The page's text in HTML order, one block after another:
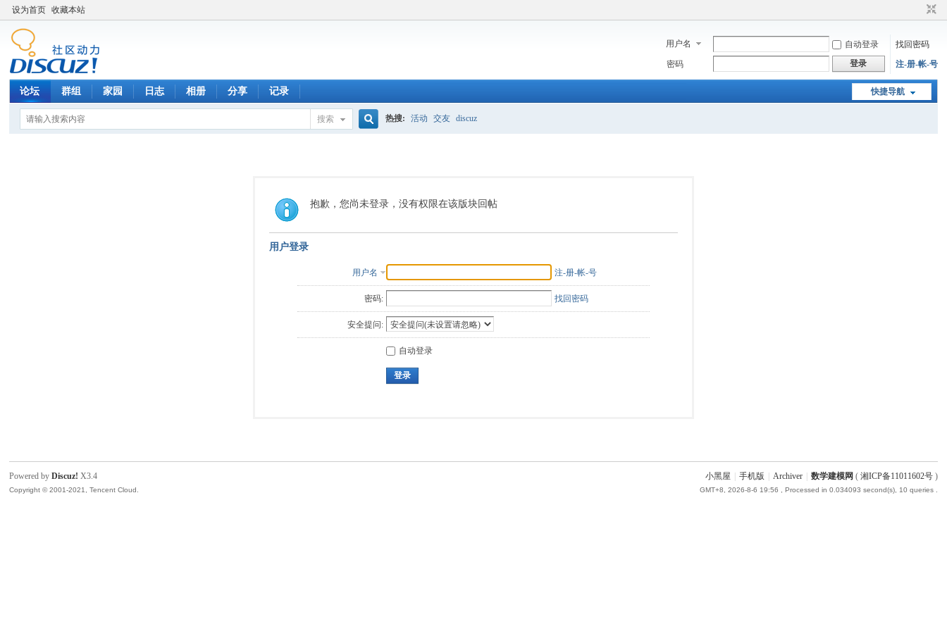
设为首页 收藏本站
用户名 自动登录
找回密码
密码
登录 注-册-帐-号
快捷导航
论坛 群组 家园 日志 相册 分享 记录
搜索
索
热搜: 活动 交友 discuz
抱歉，您尚未登录，没有权限在该版块回帖
用户登录
用户名 注-册-帐-号
密码: 找回密码
安全提问:
自动登录
登录
小黑屋 手机版 Archiver 数学建模网 ( 湘ICP备11011602号)
GMT+8, 2026-8-6 19:56 , Processed in 0.034093 second(s), 10 queries .
Powered byDiscuz! X3.4
Copyright © 2001-2021, Tencent Cloud.